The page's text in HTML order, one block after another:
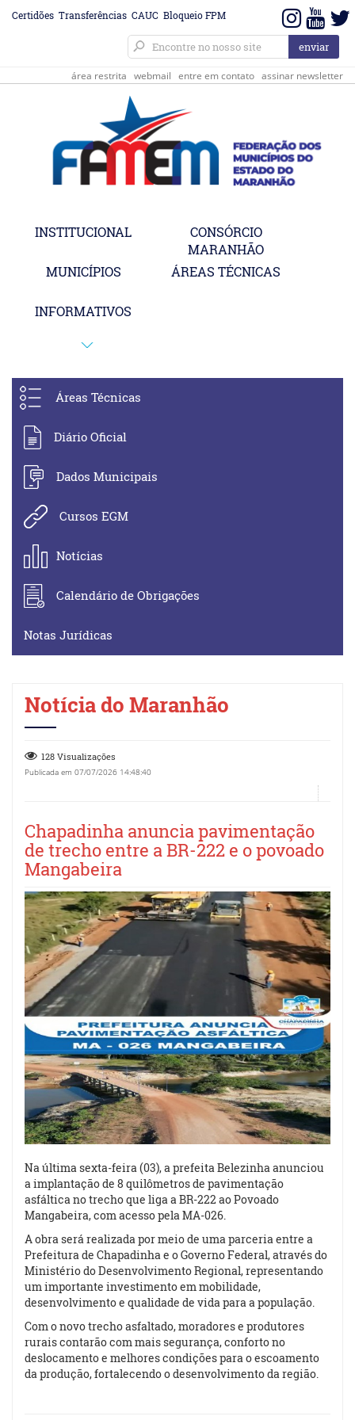
Certidões Transferências CAUC Bloqueio FPM
área restrita webmail entre em contato assinar newsletter
INSTITUCIONAL
CONSÓRCIO
MARANHÃO
MUNICÍPIOS
ÁREAS TÉCNICAS
INFORMATIVOS
Áreas Técnicas
Diário Oficial
Dados Municipais
Cursos EGM
Notícias
Calendário de Obrigações
Notas Jurídicas
Notícia do Maranhão
128 Visualizações
Publicada em 07/07/2026 14:48:40
Chapadinha anuncia pavimentação
de trecho entre a BR-222 e o povoado
Mangabeira
Na última sexta-feira (03), a prefeita Belezinha anunciou
a implantação de 8 quilômetros de pavimentação
asfáltica no trecho que liga a BR-222 ao Povoado
Mangabeira, com acesso pela MA-026.
A obra será realizada por meio de uma parceria entre a
Prefeitura de Chapadinha e o Governo Federal, através do
Ministério do Desenvolvimento Regional, representando
um importante investimento em mobilidade,
desenvolvimento e qualidade de vida para a população.
Com o novo trecho asfaltado, moradores e produtores
rurais contarão com mais segurança, conforto no
deslocamento e melhores condições para o escoamento
da produção, fortalecendo o desenvolvimento da região.